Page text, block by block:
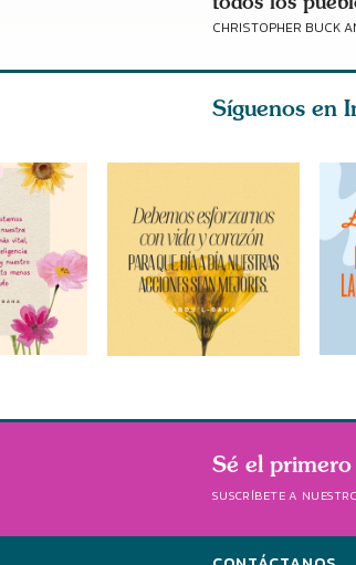
CHRISTOPHER BUCK
Síguenos en
Sé el
SUSCRÍBETE A